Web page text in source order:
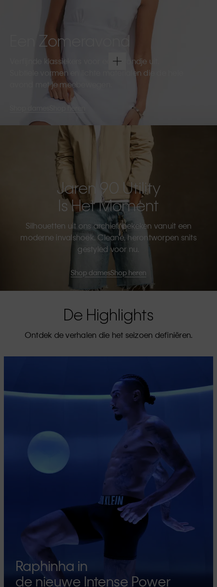
Een Zomeravond
Verfijnde klassiekers voor een avondje uit.
Subtiele vormen en lichte materialen die de hele
avond met je meebewegen.
Shop heren
Jaren 90 Utility
Is Het Moment
Silhouetten uit ons archief, bekeken vanuit een
moderne invalshoek. Cleane, herontworpen snits
gestyled voor nu.
Shop damesShop heren
De Highlights
Ontdek de verhalen die het seizoen definiëren.
Raphinha in
de nieuwe Intense Power